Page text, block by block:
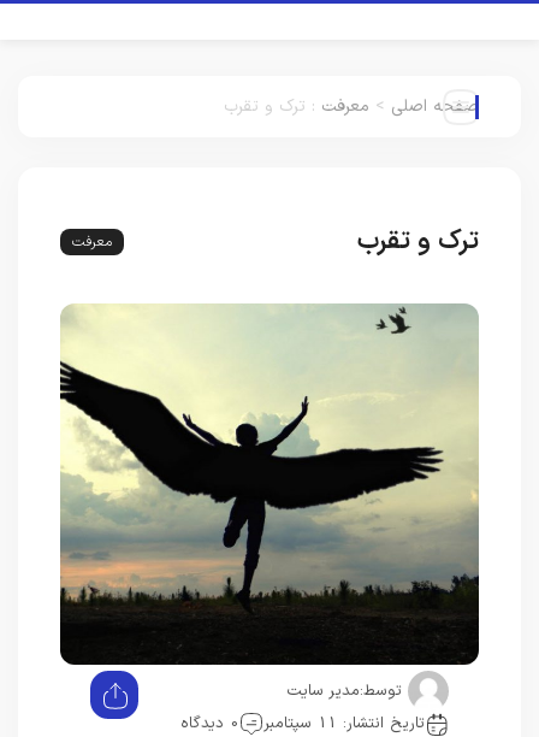
صفحه اصلی > معرفت : ترک و تقرب
ترک و تقرب معرفت
توسط:مدیر سایت
تاریخ انتشار: 11 سپتامبر
0 دیدگاه